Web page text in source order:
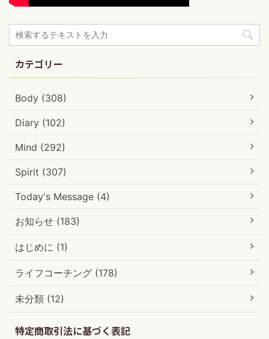
カテゴリー
Body (308)
Diary (102)
Mind (292)
Spirit (307)
Today's Message (4)
お知らせ (183)
はじめに (1)
ライフコーチング (178)
未分類 (12)
特定商取引法に基づく表記